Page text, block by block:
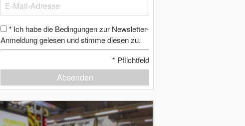
* Ich habe die Bedingungen zur Newsletter-
Anmeldung gelesen und stimme diesen zu.
* Pflichtfeld
Absenden